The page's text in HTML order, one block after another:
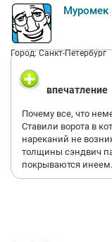
Муромек
Город: Санкт-Петербург
впечатление
Почему все, что
Ставили ворота в
нареканий не
толщины сэндвич
покрываются инеем.